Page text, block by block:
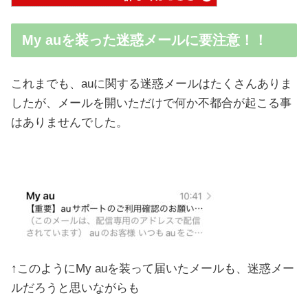
My auを装った迷惑メールに要注意！！
これまでも、auに関する迷惑メールはたくさんありま
したが、メールを開いただけで何か不都合が起こる事
はありませんでした。
↑このようにMy auを装って届いたメールも、迷惑メー
ルだろうと思いながらも